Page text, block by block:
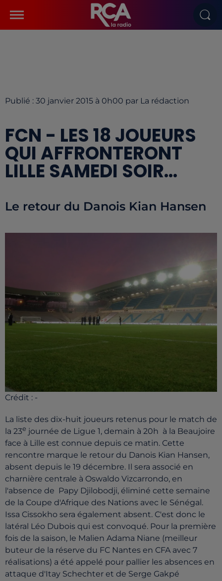
Publié : 30 janvier 2015 à 0h00 par La rédaction
FCN - LES 18 JOUEURS
QUI AFFRONTERONT
LILLE SAMEDI SOIR...
Le retour du Danois Kian Hansen
Crédit : -
La liste des dix-huit joueurs retenus pour le match de
la 23e journée de Ligue 1, demain à 20h à la Beaujoire
face à Lille est connue depuis ce matin. Cette
rencontre marque le retour du Danois Kian Hansen,
absent depuis le 19 décembre. Il sera associé en
charnière centrale à Oswaldo Vizcarrondo, en
l'absence de Papy Djilobodji, éliminé cette semaine
de la Coupe d'Afrique des Nations avec le Sénégal.
Issa Cissokho sera également absent. C'est donc le
latéral Léo Dubois qui est convoqué. Pour la première
fois de la saison, le Malien Adama Niane (meilleur
buteur de la réserve du FC Nantes en CFA avec 7
réalisations) a été appelé pour pallier les absences en
attaque d'Itay Schechter et de Serge Gakpé